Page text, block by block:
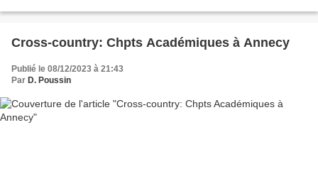
Cross-country: Chpts Académiques à Annecy
Publié le 08/12/2023 à 21:43
Par D. Poussin